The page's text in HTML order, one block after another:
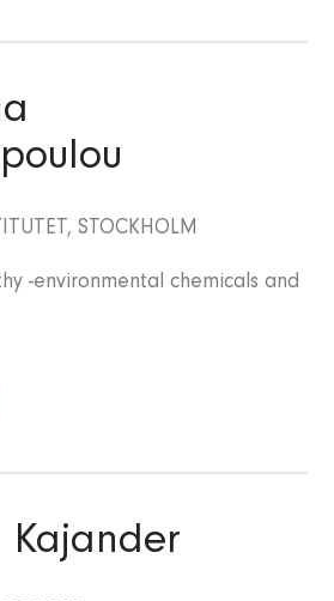
STOCKHOLM
-environmental chemicals and
Kajander